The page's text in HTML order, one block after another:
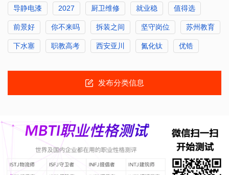
导静电漆 2027 厨卫维修 就业稳 值得选
前景好 你不来吗 拆装之间 坚守岗位 苏州教育
下水塞 职教高考 西安亚川 氮化钛 优锆
发布分类信息